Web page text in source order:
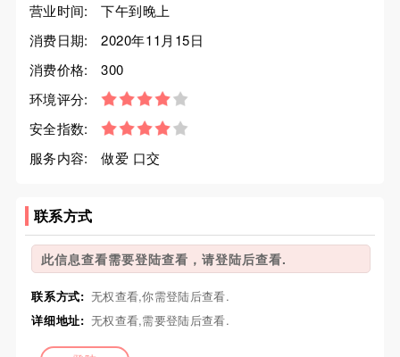
营业时间:
下午到晚上
消费日期:
2020年11月15日
消费价格:
300
环境评分:
安全指数:
服务内容:
做爱 口交
联系方式
此信息查看需要登陆查看，请登陆后查看.
联系方式: 无权查看,你需登陆后查看.
详细地址: 无权查看,需要登陆后查看.